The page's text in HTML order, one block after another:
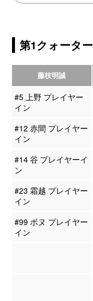
第1クォーター
藤枝明誠
#5 上野 プレイヤー
イン
#12 赤間 プレイヤー
イン
#14 谷 プレイヤーイ
ン
#23 霜越 プレイヤー
イン
#99 ボヌ プレイヤー
イン